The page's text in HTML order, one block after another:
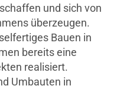
und sich von
überzeugen.
Bauen in
bereits eine
realisiert.
Umbauten in